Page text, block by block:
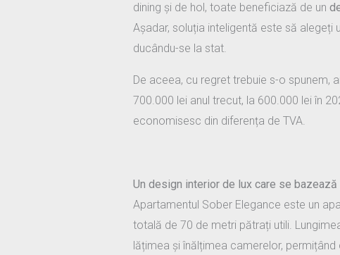
dining și de hol, toate beneficiază de un
Așadar, soluția inteligentă este să alegeți
ducându-se la stat.
De aceea, cu regret trebuie s-o spunem,
700.000 lei anul trecut, la 600.000 lei în
economisesc din diferența de TVA.
Un design interior de lux care se
Apartamentul Sober Elegance este un
totală de 70 de metri pătrați utili.
lățimea și înălțimea camerelor,